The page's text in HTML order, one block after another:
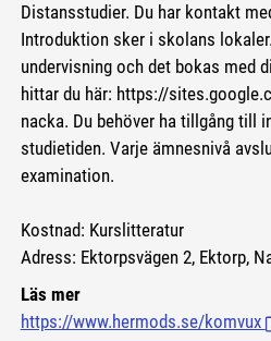
Distansstudier. Du har kontakt
Introduktion sker i skolans
undervisning och det bokas med
hittar du här: https://
nacka. Du behöver ha tillgång till
studietiden. Varje ämnesnivå
examination.
Kostnad: Kurslitteratur
Adress: Ektorpsvägen 2, Ektorp,
Läs mer
https://www.hermods.se/komvux